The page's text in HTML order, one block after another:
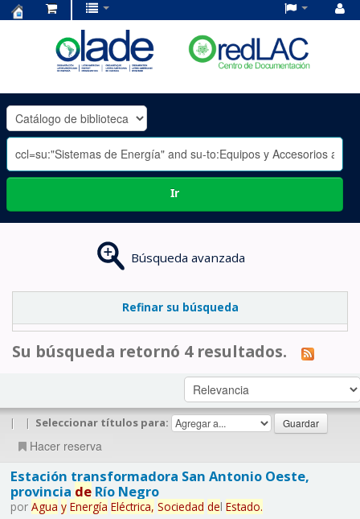
OLADE
-
Ir
Búsqueda avanzada
Refinar su búsqueda
Su búsqueda retornó 4 resultados.
| | Seleccionar títulos para:
Hacer reserva
Estación transformadora San Antonio Oeste,
provincia deRío Negro
por Agua y Energía Eléctrica, Sociedad del Estado.